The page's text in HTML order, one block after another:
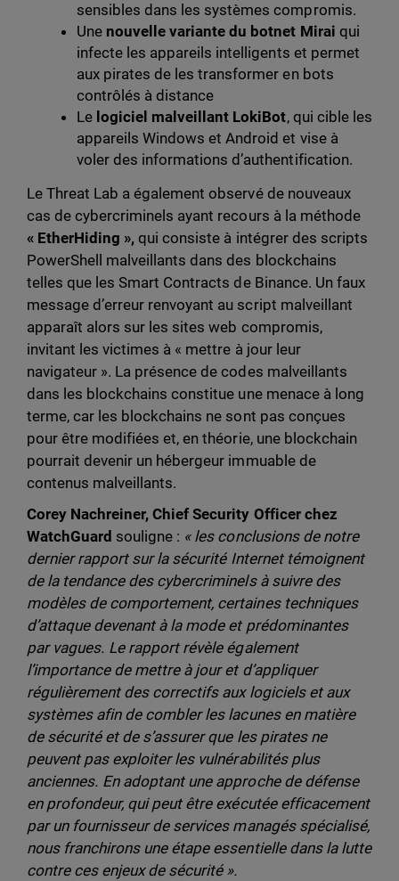
sensibles dans les systèmes compromis.
Une nouvelle variante du botnet Mirai qui
infecte les appareils intelligents et permet
aux pirates de les transformer en bots
contrôlés à distance
Le logiciel malveillant LokiBot, qui cible les
appareils Windows et Android et vise à
voler des informations d’authentification.
Le Threat Lab a également observé de nouveaux
cas de cybercriminels ayant recours à la méthode
« EtherHiding », qui consiste à intégrer des scripts
PowerShell malveillants dans des blockchains
telles que les Smart Contracts de Binance. Un faux
message d’erreur renvoyant au script malveillant
apparaît alors sur les sites web compromis,
invitant les victimes à « mettre à jour leur
navigateur ». La présence de codes malveillants
dans les blockchains constitue une menace à long
terme, car les blockchains ne sont pas conçues
pour être modifiées et, en théorie, une blockchain
pourrait devenir un hébergeur immuable de
contenus malveillants.
Corey Nachreiner, Chief Security Officer chez
WatchGuard souligne : « les conclusions de notre
dernier rapport sur la sécurité Internet témoignent
de la tendance des cybercriminels à suivre des
modèles de comportement, certaines techniques
d’attaque devenant à la mode et prédominantes
par vagues. Le rapport révèle également
l’importance de mettre à jour et d’appliquer
régulièrement des correctifs aux logiciels et aux
systèmes afin de combler les lacunes en matière
de sécurité et de s’assurer que les pirates ne
peuvent pas exploiter les vulnérabilités plus
anciennes. En adoptant une approche de défense
en profondeur, qui peut être exécutée efficacement
par un fournisseur de services managés spécialisé,
nous franchirons une étape essentielle dans la lutte
contre ces enjeux de sécurité ».